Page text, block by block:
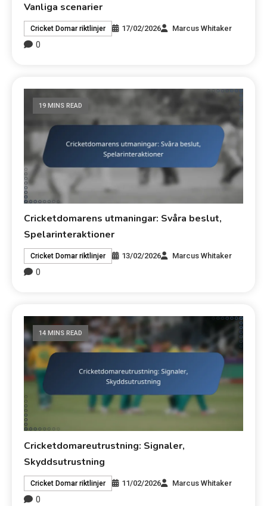
Vanliga scenarier
Cricket Domar riktlinjer 17/02/2026 Marcus Whitaker
0
19 MINS READ
Cricketdomarens utmaningar: Svåra beslut,
Spelarinteraktioner
Cricket Domar riktlinjer 13/02/2026 Marcus Whitaker
0
14 MINS READ
Cricketdomareutrustning: Signaler,
Skyddsutrustning
Cricket Domar riktlinjer 11/02/2026 Marcus Whitaker
0